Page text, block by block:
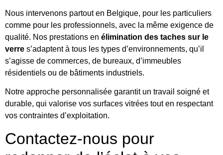
Nous intervenons partout en Belgique, pour les particuliers
comme pour les professionnels, avec la même exigence de
qualité. Nos prestations en élimination des taches sur le
verre s’adaptent à tous les types d’environnements, qu’il
s’agisse de commerces, de bureaux, d’immeubles
résidentiels ou de bâtiments industriels.
Notre approche personnalisée garantit un travail soigné et
durable, qui valorise vos surfaces vitrées tout en respectant
vos contraintes d’exploitation.
Contactez-nous pour